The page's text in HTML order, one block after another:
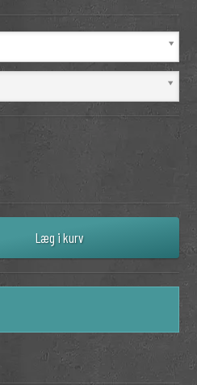
Læg i kurv